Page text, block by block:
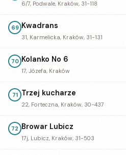
6/7, Podwale, Kraków, 31-118
69 Kwadrans
31, Karmelicka, Kraków, 31-131
70 Kolanko No 6
17, Józefa, Kraków
71 Trzej kucharze
22, Forteczna, Kraków, 30-437
72 Browar Lubicz
17j, Lubicz, Kraków, 31-503